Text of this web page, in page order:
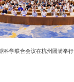
科学联合会议在杭州圆满举行